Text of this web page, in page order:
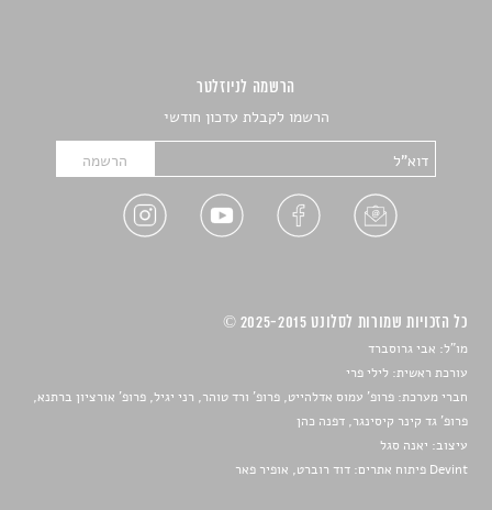
הרשמה לניוזלטר
הרשמו לקבלת עדכון חודשי
כל הזכויות שמורות לסלונט 2025-2015 ©
מו"ל: אבי גרוסברד
עורכת ראשית: לילי פרי
חברי מערכת: פרופ' עמוס אדלהייט, פרופ' ורד טוהר, רני יגיל, פרופ' אורציון ברתנא,
פרופ' גד קינר קיסינגר, דפנה כהן
עיצוב: יאנה סגל
Devint פיתוח אתרים: דוד רוברט, אופיר פאר